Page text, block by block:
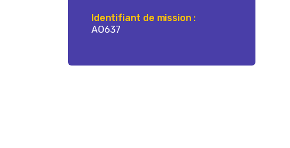
Identifiant de mission :
AO637